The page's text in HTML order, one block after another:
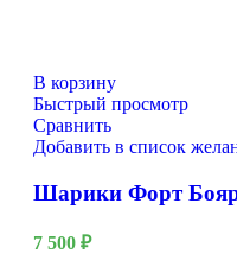
В корзину
Быстрый просмотр
Сравнить
Добавить в список
Шарики Форт
7 500 ₽